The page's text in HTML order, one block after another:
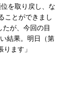
を取り戻し、な
ことができまし
が、今回の⽬
結果。明⽇（第
ます」